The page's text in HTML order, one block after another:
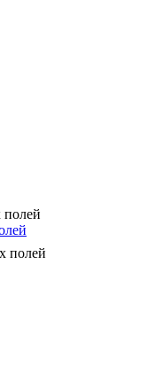
полей